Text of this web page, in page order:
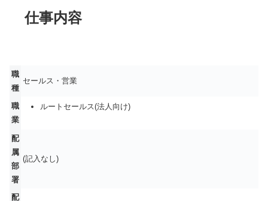
仕事内容
職
種
セールス・営業
職
業
ルートセールス(法人向け)
配
属
部
署
(記入なし)
配